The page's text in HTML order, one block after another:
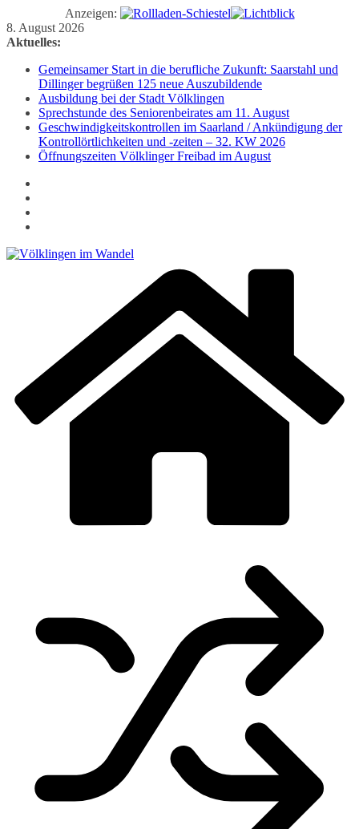
Anzeigen:
Zum
Inhalt
8. August 2026
Aktuelles:
Gemeinsamer Start in die berufliche Zukunft: Saarstahl und
Dillinger begrüßen 125 neue Auszubildende
Ausbildung bei der Stadt Völklingen
Sprechstunde des Seniorenbeirates am 11. August
Geschwindigkeitskontrollen im Saarland / Ankündigung der
Kontrollörtlichkeiten und -zeiten – 32. KW 2026
Öffnungszeiten Völklinger Freibad im August